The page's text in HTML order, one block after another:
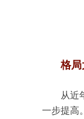
格局
从近
一步提高。